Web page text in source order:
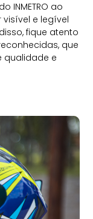
INMETRO ao
visível e legível
fique atento
que
qualidade e